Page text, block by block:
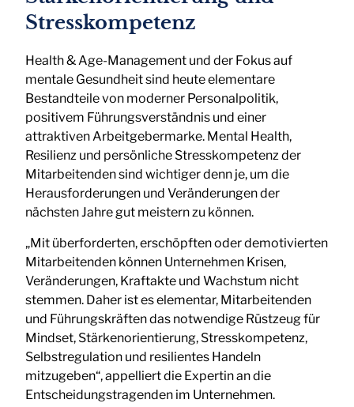
Stresskompetenz
Health & Age-Management und der Fokus auf
mentale Gesundheit sind heute elementare
Bestandteile von moderner Personalpolitik,
positivem Führungsverständnis und einer
attraktiven Arbeitgebermarke. Mental Health,
Resilienz und persönliche Stresskompetenz der
Mitarbeitenden sind wichtiger denn je, um die
Herausforderungen und Veränderungen der
nächsten Jahre gut meistern zu können.
„Mit überforderten, erschöpften oder demotivierten
Mitarbeitenden können Unternehmen Krisen,
Veränderungen, Kraftakte und Wachstum nicht
stemmen. Daher ist es elementar, Mitarbeitenden
und Führungskräften das notwendige Rüstzeug für
Mindset, Stärkenorientierung, Stresskompetenz,
Selbstregulation und resilientes Handeln
mitzugeben“, appelliert die Expertin an die
Entscheidungstragenden im Unternehmen.